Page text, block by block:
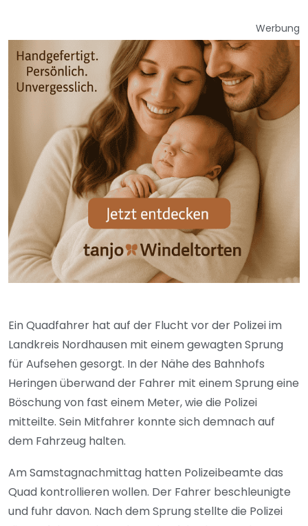
Werbung
Ein Quadfahrer hat auf der Flucht vor der Polizei im
Landkreis Nordhausen mit einem gewagten Sprung
für Aufsehen gesorgt. In der Nähe des Bahnhofs
Heringen überwand der Fahrer mit einem Sprung eine
Böschung von fast einem Meter, wie die Polizei
mitteilte. Sein Mitfahrer konnte sich demnach auf
dem Fahrzeug halten.
Am Samstagnachmittag hatten Polizeibeamte das
Quad kontrollieren wollen. Der Fahrer beschleunigte
und fuhr davon. Nach dem Sprung stellte die Polizei